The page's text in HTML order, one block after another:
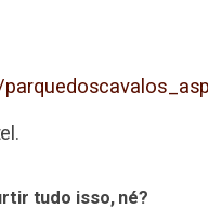
tudo isso, né?